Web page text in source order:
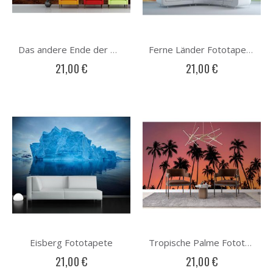
Das andere Ende der Welt Fototapete
21,00 €
Ferne Länder Fototapete
21,00 €
Eisberg Fototapete
21,00 €
Tropische Palme Fototapete
21,00 €